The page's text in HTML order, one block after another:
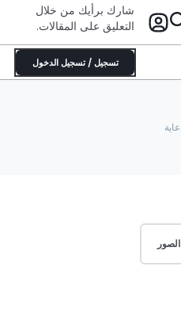
شارك برأيك من خلال
التعليق على المقالات.
تسجيل / تسجيل الدخول
الصور